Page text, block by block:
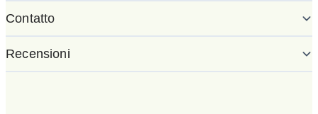
Contatto
Recensioni